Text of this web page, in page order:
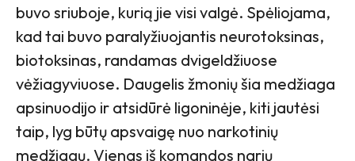
buvo sriuboje, kurią jie visi valgė. Spėliojama,
kad tai buvo paralyžiuojantis neurotoksinas,
biotoksinas, randamas dvigeldžiuose
vėžiagyviuose. Daugelis žmonių šia medžiaga
apsinuodijo ir atsidūrė ligoninėje, kiti jautėsi
taip, lyg būtų apsvaigę nuo narkotinių
medžiagų. Vienas iš komandos narių